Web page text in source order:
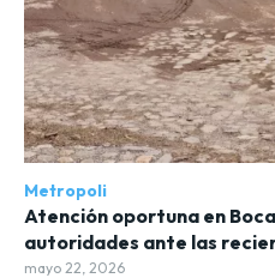
Metropoli
Atención oportuna en
autoridades ante las
mayo 22, 2026